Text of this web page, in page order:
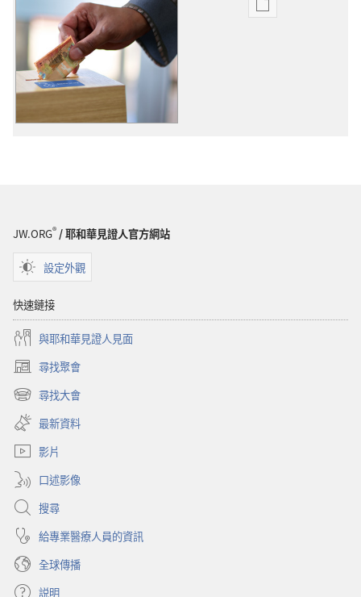
電
JW.ORG®/ 耶和華見證人官方網站
設定外觀
快速鏈接
與耶和華見證人見面
尋找聚會
（開
啟
新
視
窗）
尋找大會
（開
啟
新
視
最新資料
影片
口述影像
搜尋
給專業醫療人員的資訊
全球傳播
説明